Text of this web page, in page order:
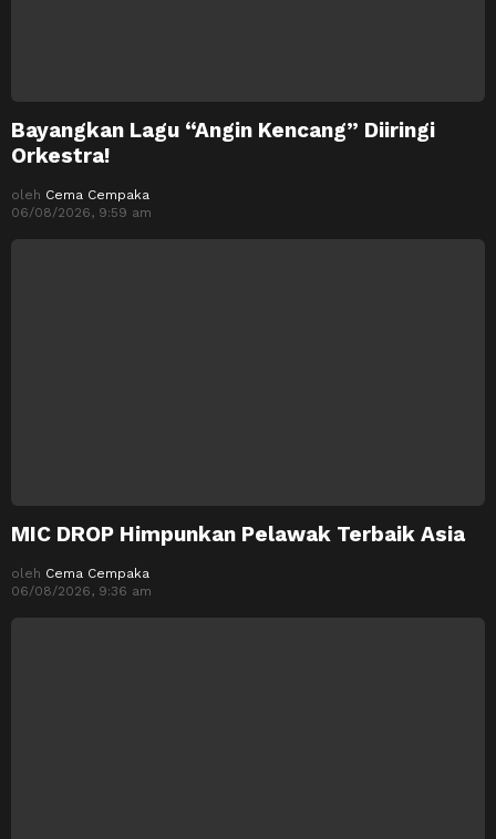
Bayangkan Lagu “Angin Kencang” Diiringi
Orkestra!
oleh Cema Cempaka
06/08/2026, 9:59 am
MIC DROP Himpunkan Pelawak Terbaik Asia
oleh Cema Cempaka
06/08/2026, 9:36 am